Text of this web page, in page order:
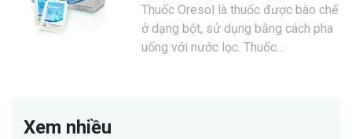
Thuốc Oresol là thuốc được bào chế
ở dạng bột, sử dụng bằng cách pha
uống với nước lọc. Thuốc…
Xem nhiều